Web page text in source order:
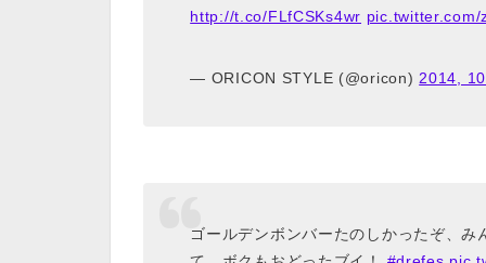
http://t.co/FLfCSKs4wr pic.twitter.com/
— ORICON STYLE (@oricon) 2014,
ゴールデンボンバーたのしかったぞ、